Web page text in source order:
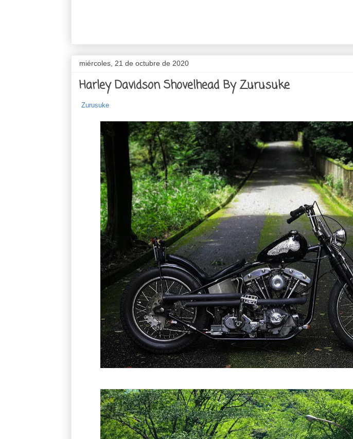
miércoles, 21 de octubre de 2020
Harley Davidson Shovelhead By Zurusuke
Zurusuke